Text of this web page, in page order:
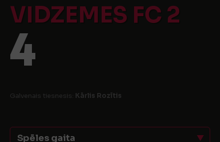
VIDZEMES FC 2
4
Galvenais tiesnesis: Kārlis Rozītis
Spēles gaita